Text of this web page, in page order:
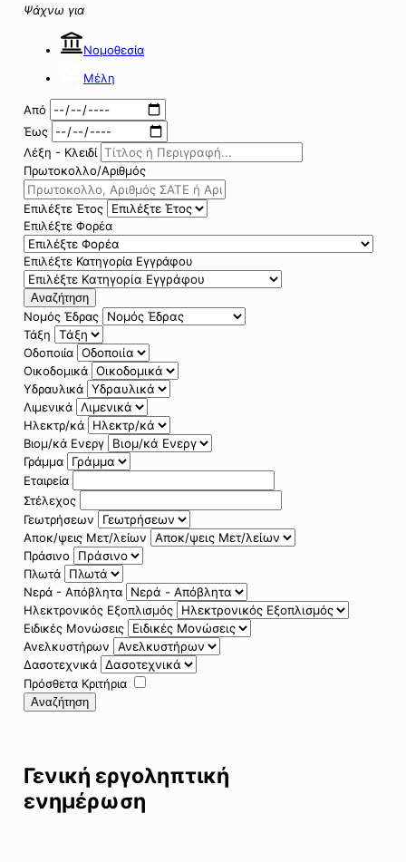
Ψάχνω για
Νομοθεσία
Μέλη
Από
Έως
Λέξη - Κλειδί
Πρωτοκολλο/Αριθμός
Επιλέξτε Έτος
Επιλέξτε Φορέα
Επιλέξτε Κατηγορία Εγγράφου
Αναζήτηση
Νομός Έδρας
Τάξη
Οδοποιία
Οικοδομικά
Υδραυλικά
Λιμενικά
Ηλεκτρ/κά
Βιομ/κά Ενεργ
Γράμμα
Εταιρεία
Στέλεχος
Γεωτρήσεων
Αποκ/ψεις Μετ/λείων
Πράσινο
Πλωτά
Νερά - Απόβλητα
Ηλεκτρονικός Εξοπλισμός
Ειδικές Μονώσεις
Ανελκυστήρων
Δασοτεχνικά
Πρόσθετα Κριτήρια
Αναζήτηση
Γενική εργοληπτική
ενημέρωση